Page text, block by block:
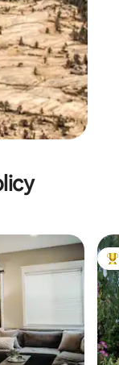
Wybór gości